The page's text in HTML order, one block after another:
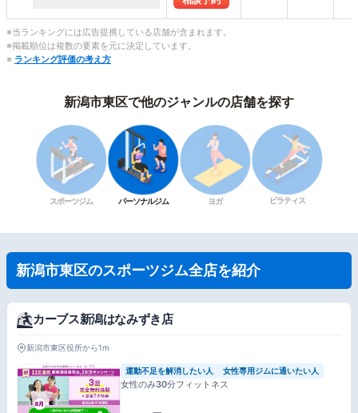
※当ランキングには広告提携している店舗が含まれます。
※掲載順位は複数の要素を元に決定しています。
※ ランキング評価の考え方
新潟市東区で他のジャンルの店舗を探す
スポーツジム パーソナルジム ヨガ ピラティス
新潟市東区のスポーツジム全店を紹介
カーブス新潟はなみずき店
新潟市東区役所から1m
運動不足を解消したい人 女性専用ジムに通いたい人
女性のみ30分フィットネス